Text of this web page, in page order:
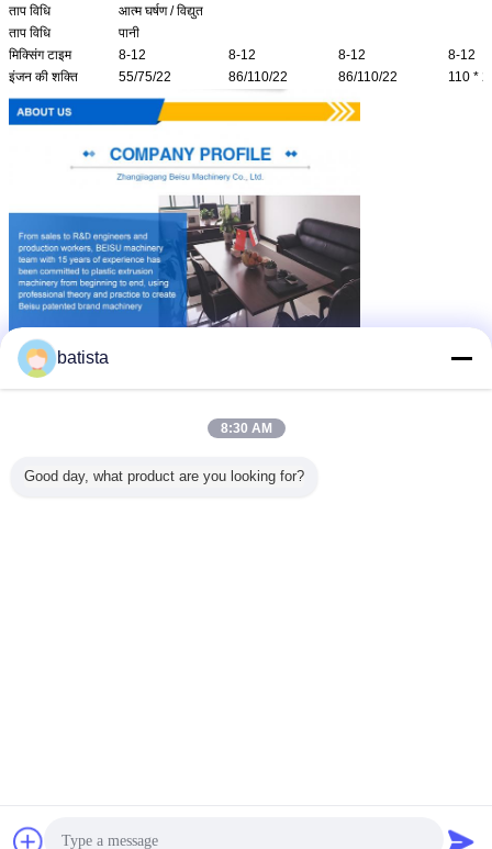
ताप विधि
आत्म घर्षण / विद्युत
ताप विधि
पानी
मिक्सिंग टाइम
8-12 8-12 8-12
8-12
इंजन की शक्ति
55/75/22 86/110/22 86/110/22 110 *
batista
8:30 AM
Good day, what product are you looking for?